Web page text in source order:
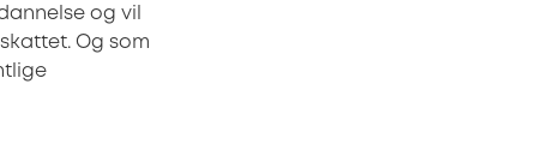
og vil
Og som